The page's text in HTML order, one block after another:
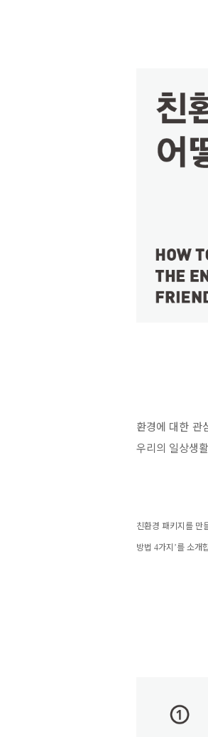
환경에 대한 관
우리의 일상생
친환경 패키지를 만
방법 4가지 ’를 소개